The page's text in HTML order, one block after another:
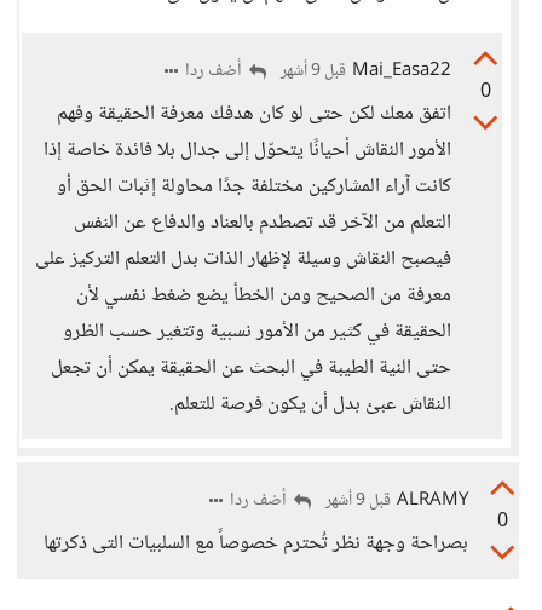
0
Mai_Easa22 قبل 9 أشهر أضف ردا
اتفق معك لكن حتى لو كان هدفك معرفة الحقيقة وفهم
الأمور النقاش أحيانًا يتحوّل إلى جدال بلا فائدة خاصة إذا
كانت آراء المشاركين مختلفة جدًا محاولة إثبات الحق أو
التعلم من الآخر قد تصطدم بالعناد والدفاع عن النفس
فيصبح النقاش وسيلة لإظهار الذات بدل التعلم التركيز على
معرفة من الصحيح ومن الخطأ يضع ضغط نفسي لأن
الحقيقة في كثير من الأمور نسبية وتتغير حسب الظرو
حتى النية الطيبة في البحث عن الحقيقة يمكن أن تجعل
النقاش عبئ بدل أن يكون فرصة للتعلم.
0
ALRAMY قبل 9 أشهر أضف ردا
بصراحة وجهة نظر تُحترم خصوصاً مع السلبيات التى ذكرتها